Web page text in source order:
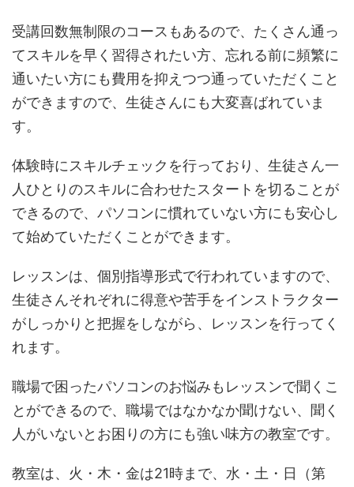
受講回数無制限のコースもあるので、たくさん通っ
てスキルを早く習得されたい方、忘れる前に頻繁に
通いたい方にも費用を抑えつつ通っていただくこと
ができますので、生徒さんにも大変喜ばれていま
す。
体験時にスキルチェックを行っており、生徒さん一
人ひとりのスキルに合わせたスタートを切ることが
できるので、パソコンに慣れていない方にも安心し
て始めていただくことができます。
レッスンは、個別指導形式で行われていますので、
生徒さんそれぞれに得意や苦手をインストラクター
がしっかりと把握をしながら、レッスンを行ってく
れます。
職場で困ったパソコンのお悩みもレッスンで聞くこ
とができるので、職場ではなかなか聞けない、聞く
人がいないとお困りの方にも強い味方の教室です。
教室は、火・木・金は21時まで、水・土・日（第